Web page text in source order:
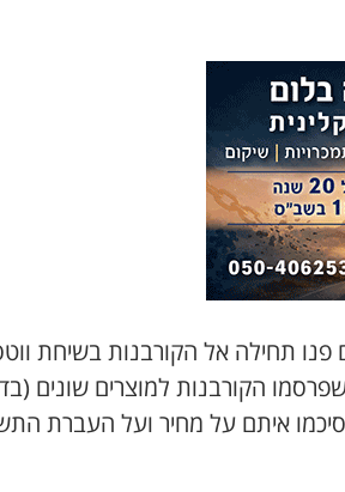
תחילה אל הקורבנות בשיחת
הקורבנות למוצרים שונים
איתם על מחיר ועל העברת